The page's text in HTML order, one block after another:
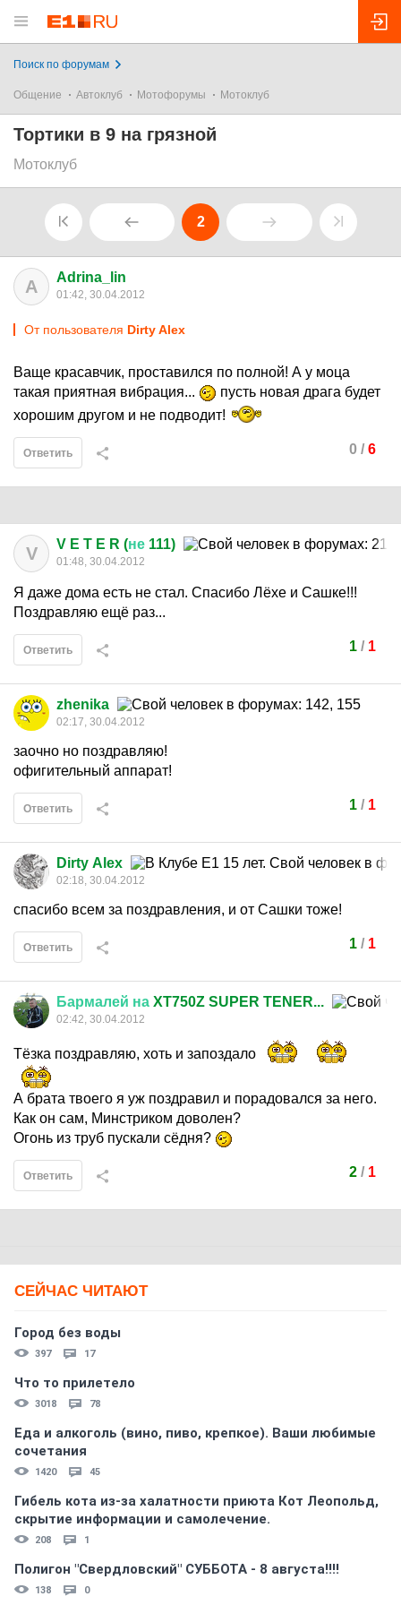
Поиск по форумам
Общение Автоклуб Мотофорумы Мотоклуб
Тортики в 9 на грязной
Мотоклуб
2
A Adrina_lin
01:42, 30.04.2012
От пользователя Dirty Alex
Ваще красавчик, проставился по полной! А у моца
такая приятная вибрация...
пусть новая драга будет
хорошим другом и не подводит!
0 / 6
Ответить
V V E T E R (не 111)
01:48, 30.04.2012
Я даже дома есть не стал. Спасибо Лёхе и Сашке!!!
Поздравляю ещё раз...
1/ 1
Ответить
zhenika
02:17, 30.04.2012
заочно но поздравляю!
офигительный аппарат!
1/ 1
Ответить
Dirty Alex
02:18, 30.04.2012
спасибо всем за поздравления, и от Сашки тоже!
1/ 1
Ответить
Бармалей на XT750Z SUPER TENER...
02:42, 30.04.2012
Тёзка поздравляю, хоть и запоздало
А брата твоего я уж поздравил и порадовался за него.
Как он сам, Минстриком доволен?
Огонь из труб пускали сёдня?
2/ 1
Ответить
СЕЙЧАС ЧИТАЮТ
Город без воды
397 17
Что то прилетело
3018 78
Еда и алкоголь (вино, пиво, крепкое). Ваши любимые
сочетания
1420 45
Гибель кота из-за халатности приюта Кот Леопольд,
скрытиe информации и самолечение.
208 1
Полигон "Свердловский" СУББОТА - 8 августа!!!!
138 0